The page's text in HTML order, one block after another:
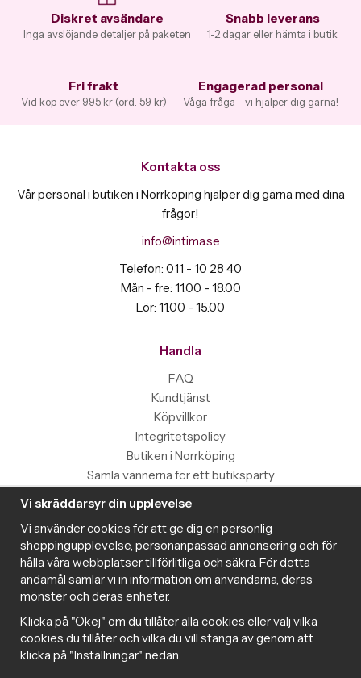
Diskret avsändare
Inga avslöjande detaljer på paketen
Snabb leverans
1-2 dagar eller hämta i butik
Fri frakt
Vid köp över 995 kr (ord. 59 kr)
Engagerad personal
Våga fråga - vi hjälper dig gärna!
Kontakta oss
Vår personal i butiken i Norrköping hjälper dig gärna med dina
frågor!
info@intima.se
Telefon: 011 - 10 28 40
Mån - fre: 11.00 - 18.00
Lör: 11.00 - 15.00
Handla
FAQ
Kundtjänst
Köpvillkor
Integritetspolicy
Butiken i Norrköping
Samla vännerna för ett butiksparty
Information
Magazine
Populära produkter med toppbetyg
Nyhetsbrev
Om cookies
Samarbeta med Intima
Cookie inställningar
Vi skräddarsyr din upplevelse
Vi använder cookies för att ge dig en personlig
shoppingupplevelse, personanpassad annonsering och för
hålla våra webbplatser tillförlitliga och säkra. För detta
ändamål samlar vi in information om användarna, deras
mönster och deras enheter.
Klicka på "Okej" om du tillåter alla cookies eller välj vilka
cookies du tillåter och vilka du vill stänga av genom att
klicka på "Inställningar" nedan.